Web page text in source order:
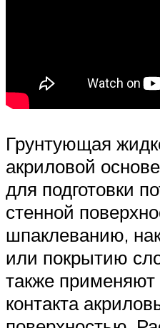
Грунтующая
акриловой
для подготовки
стенной
шпаклеванию,
или покрытию
также
контакта